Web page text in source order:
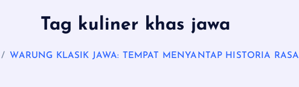
Tag kuliner khas jawa
WARUNG KLASIK JAWA: TEMPAT MENYANTAP HISTORIA RASA